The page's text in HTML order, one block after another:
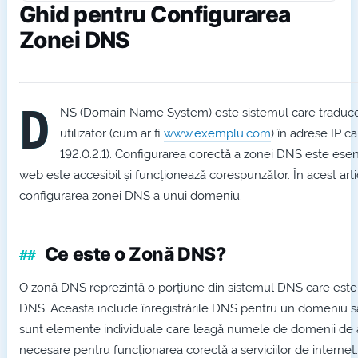
Ghid pentru Configurarea
Zonei DNS
D
NS (Domain Name System) este sistemul care
utilizator (cum ar fi www.exemplu.com) în adrese IP
192.0.2.1). Configurarea corectă a zonei DNS este
web este accesibil și funcționează corespunzător. În acest
configurarea zonei DNS a unui domeniu.
Ce este o Zonă DNS?
O zonă DNS reprezintă o porțiune din sistemul DNS care
DNS. Aceasta include înregistrările DNS pentru un domeniu
sunt elemente individuale care leagă numele de domenii de
necesare pentru funcționarea corectă a serviciilor de internet.